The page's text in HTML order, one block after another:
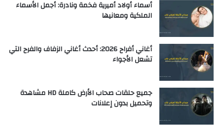
أسماء أولاد أميرية فخمة ونادرة: أجمل الأسماء
الملكية ومعانيها
أغاني أفراح 2026: أحدث أغاني الزفاف والفرح التي
تشعل الأجواء
جميع حلقات صحاب الأرض كاملة HD مشاهدة
وتحميل بدون إعلانات